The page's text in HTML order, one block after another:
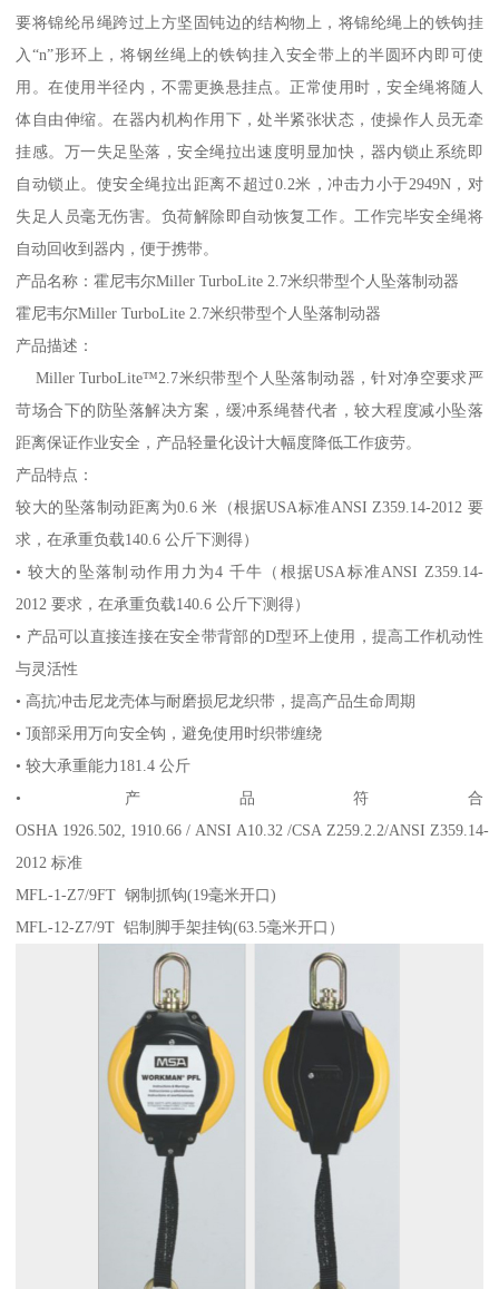
要将锦纶吊绳跨过上方坚固钝边的结构物上，将锦纶绳上的铁钩挂
入“n”形环上，将钢丝绳上的铁钩挂入安全带上的半圆环内即可使
用。在使用半径内，不需更换悬挂点。正常使用时，安全绳将随人
体自由伸缩。在器内机构作用下，处半紧张状态，使操作人员无牵
挂感。万一失足坠落，安全绳拉出速度明显加快，器内锁止系统即
自动锁止。使安全绳拉出距离不超过0.2米，冲击力小于2949N，对
失足人员毫无伤害。负荷解除即自动恢复工作。工作完毕安全绳将
自动回收到器内，便于携带。
产品名称：霍尼韦尔Miller TurboLite 2.7米织带型个人坠落制动器
霍尼韦尔Miller TurboLite 2.7米织带型个人坠落制动器
产品描述：
Miller TurboLite™2.7米织带型个人坠落制动器，针对净空要求严
苛场合下的防坠落解决方案，缓冲系绳替代者，较大程度减小坠落
距离保证作业安全，产品轻量化设计大幅度降低工作疲劳。
产品特点：
较大的坠落制动距离为0.6 米（根据USA标准ANSI Z359.14-2012 要
求，在承重负载140.6 公斤下测得）
• 较大的坠落制动作用力为4 千牛（根据USA标准ANSI Z359.14-
2012 要求，在承重负载140.6 公斤下测得）
• 产品可以直接连接在安全带背部的D型环上使用，提高工作机动性
与灵活性
• 高抗冲击尼龙壳体与耐磨损尼龙织带，提高产品生命周期
• 顶部采用万向安全钩，避免使用时织带缠绕
• 较大承重能力181.4 公斤
• 产品符合
OSHA 1926.502, 1910.66 / ANSI A10.32 /CSA Z259.2.2/ANSI Z359.14-
2012 标准
MFL-1-Z7/9FT 钢制抓钩(19毫米开口)
MFL-12-Z7/9T 铝制脚手架挂钩(63.5毫米开口）